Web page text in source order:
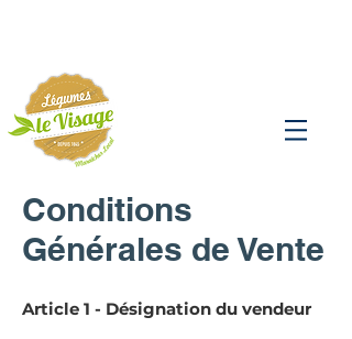
Conditions
Générales de Vente
Article 1 - Désignation du vendeur